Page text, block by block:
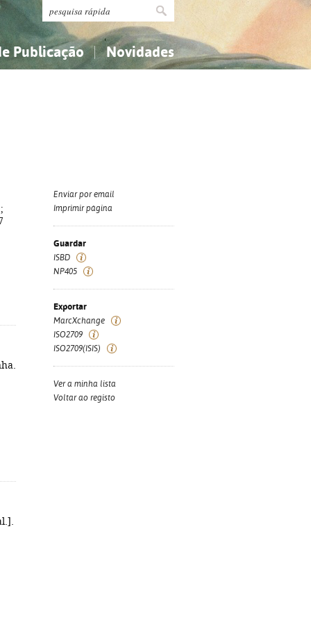
Publicação Novidades
Enviar por email
Imprimir página
Guardar
ISBD
NP405
Exportar
MarcXchange
ISO2709
ISO2709(ISIS)
Ver a minha lista
Voltar ao registo